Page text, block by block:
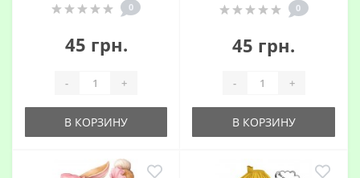
0
45 грн.
- +
В КОРЗИНУ
0
45 грн.
- +
В КОРЗИНУ